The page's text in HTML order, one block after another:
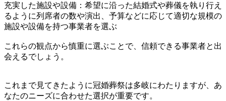
充実した施設や設備：希望に沿った結婚式や葬儀を執り行え
るように列席者の数や演出、予算などに応じて適切な規模の
施設や設備を持つ事業者を選ぶ
これらの観点から慎重に選ぶことで、信頼できる事業者と出
会えるでしょう。
これまで見てきたように冠婚葬祭は多岐にわたりますが、あ
なたのニーズに合わせた選択が重要です。